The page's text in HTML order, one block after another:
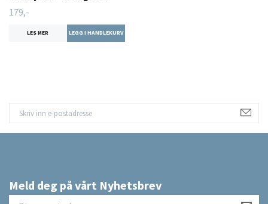
179,-
LES MER
Meld deg på vårt Nyhetsbrev